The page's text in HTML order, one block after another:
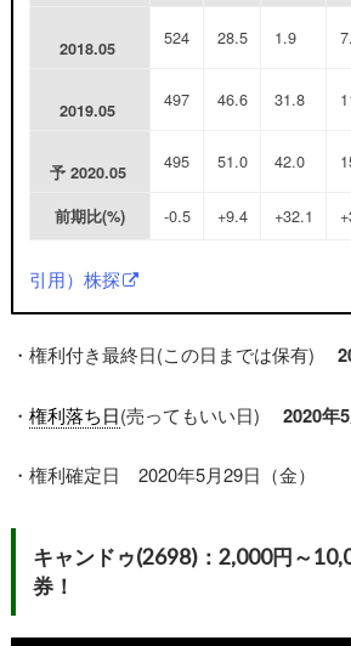
2018.05 524 28.5 1.9
2019.05 497 46.6 31.8
予 2020.05 495 51.0 42.0
前期比(%) -0.5 +9.4 +32.1
引用）株探
・権利付き最終日(この日までは保有)
・ 権利落ち日(売ってもいい日) 2020年
・権利確定日 2020年5月29日（金）
キャンドゥ(2698)：2,000円～
券！